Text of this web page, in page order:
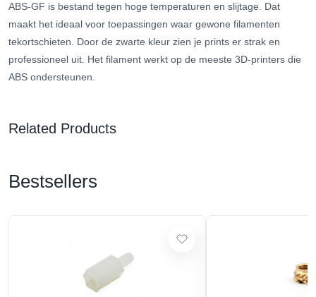
ABS-GF is bestand tegen hoge temperaturen en slijtage. Dat
maakt het ideaal voor toepassingen waar gewone filamenten
tekortschieten. Door de zwarte kleur zien je prints er strak en
professioneel uit. Het filament werkt op de meeste 3D-printers die
ABS ondersteunen.
Related Products
Bestsellers